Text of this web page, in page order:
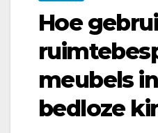
Hoe
meubels
bedloze